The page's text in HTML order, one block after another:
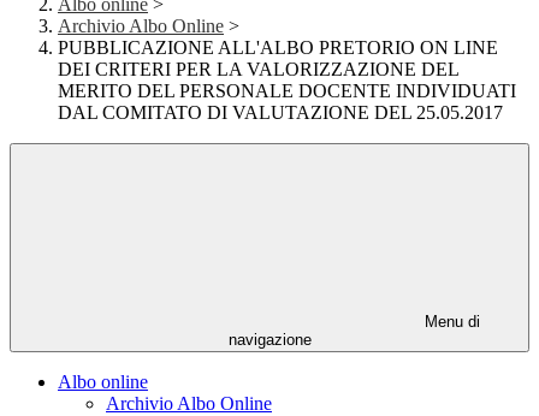
Albo online >
Archivio Albo Online >
PUBBLICAZIONE ALL'ALBO PRETORIO ON LINE
DEI CRITERI PER LA VALORIZZAZIONE DEL
MERITO DEL PERSONALE DOCENTE INDIVIDUATI
DAL COMITATO DI VALUTAZIONE DEL 25.05.2017
Menu di
navigazione
Albo online
Archivio Albo Online